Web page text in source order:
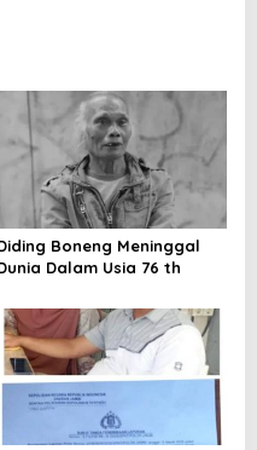
Boneng Meninggal
Dalam Usia 76 th